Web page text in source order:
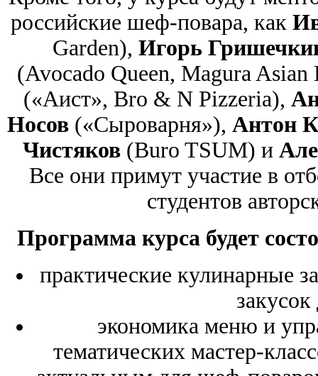
российские шеф-повара, как
Garden), Игорь
(Avocado Queen, Magura
(«Аист», Bro & N Pizzeria),
Носов («Сыроварня»), Антон
Чистяков(Buro TSUM) и
Все они примут участие в
студентов
Программа курса будет
практические кулинарные
экономика меню и
тематических мастер-